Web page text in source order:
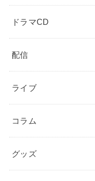
ドラマCD
配信
ライブ
コラム
グッズ